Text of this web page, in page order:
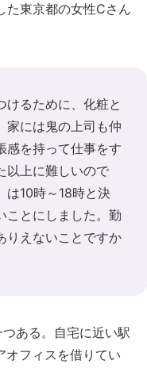
た東京都の女性Cさん
けるために、化粧と
家には鬼の上司も仲
感を持って仕事をす
以上に難しいので
は10時～18時と決
ことにしました。勤
りえないことですか
ある。自宅に近い駅
オフィスを借りてい